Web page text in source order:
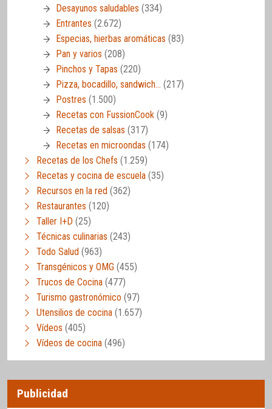
Desayunos saludables (334)
Entrantes (2.672)
Especias, hierbas aromáticas (83)
Pan y varios (208)
Pinchos y Tapas (220)
Pizza, bocadillo, sandwich… (217)
Postres (1.500)
Recetas con FussionCook (9)
Recetas de salsas (317)
Recetas en microondas (174)
Recetas de los Chefs (1.259)
Recetas y cocina de escuela (35)
Recursos en la red (362)
Restaurantes (120)
Taller I+D (25)
Técnicas culinarias (243)
Todo Salud (963)
Transgénicos y OMG (455)
Trucos de Cocina (477)
Turismo gastronómico (97)
Utensilios de cocina (1.657)
Vídeos (405)
Vídeos de cocina (496)
Publicidad